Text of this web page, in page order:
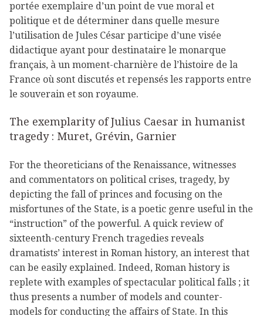
portée exemplaire d’un point de vue moral et
politique et de déterminer dans quelle mesure
l’utilisation de Jules César participe d’une visée
didactique ayant pour destinataire le monarque
français, à un moment-charnière de l’histoire de la
France où sont discutés et repensés les rapports entre
le souverain et son royaume.
The exemplarity of Julius Caesar in humanist
tragedy : Muret, Grévin, Garnier
For the theoreticians of the Renaissance, witnesses
and commentators on political crises, tragedy, by
depicting the fall of princes and focusing on the
misfortunes of the State, is a poetic genre useful in the
“instruction” of the powerful. A quick review of
sixteenth-century French tragedies reveals
dramatists’ interest in Roman history, an interest that
can be easily explained. Indeed, Roman history is
replete with examples of spectacular political falls ; it
thus presents a number of models and counter-
models for conducting the affairs of State. In this